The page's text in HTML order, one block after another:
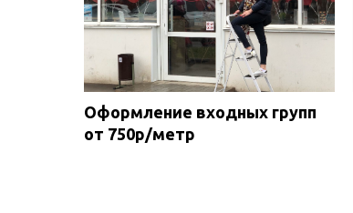
Оформление входных групп
от 750р/метр